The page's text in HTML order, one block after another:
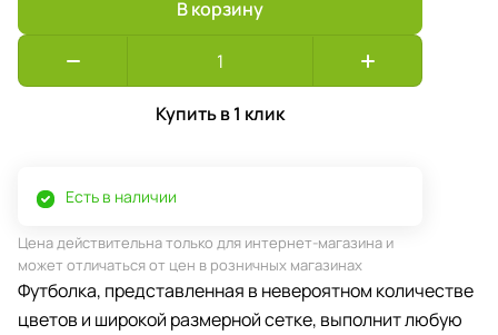
В корзину
Купить в 1 клик
Есть в наличии
Цена действительна только для интернет-магазина и
может отличаться от цен в розничных магазинах
Футболка, представленная в невероятном количестве
цветов и широкой размерной сетке, выполнит любую